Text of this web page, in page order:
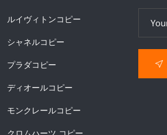
ルイヴィトンコピー
シャネルコピー
プラダコピー
ディオールコピー
モンクレールコピー